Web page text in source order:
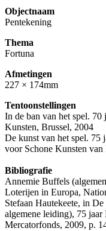
Objectnaam
Pentekening
Thema
Fortuna
Afmetingen
227 × 174mm
Tentoonstellingen
In de ban van het spel.
Kunsten, Brussel, 2004
De kunst van het spel.
voor Schone Kunsten
Bibliografie
Annemie Buffels
Loterijen in Europa,
Stefaan Hautekeete, in
algemene leiding), 75
Mercatorfonds, 2009, p.